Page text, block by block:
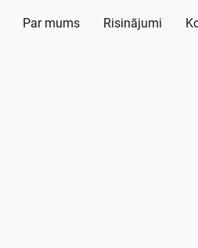
Par mums Risinājumi